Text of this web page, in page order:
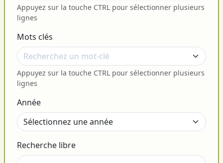
Appuyez sur la touche CTRL pour sélectionner plusieurs
lignes
Mots clés
Appuyez sur la touche CTRL pour sélectionner plusieurs
lignes
Année
Recherche libre